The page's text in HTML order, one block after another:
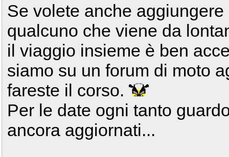
Se volete anche
qualcuno che viene da
il viaggio insieme è ben
siamo su un forum di moto
fareste il corso.
Per le date ogni tanto
ancora aggiornati...